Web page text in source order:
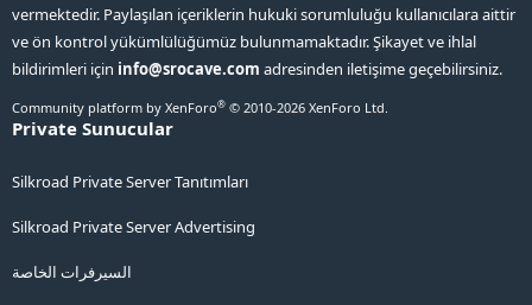
vermektedir. Paylaşılan içeriklerin hukuki sorumluluğu kullanıcılara aittir
ve ön kontrol yükümlülüğümüz bulunmamaktadır. Şikayet ve ihlal
bildirimleri için info@srocave.com adresinden iletişime geçebilirsiniz.
Community platform by XenForo® © 2010-2026 XenForo Ltd.
Private Sunucular
Silkroad Private Server Tanıtımları
Silkroad Private Server Advertising
السيرفرات الخاصة